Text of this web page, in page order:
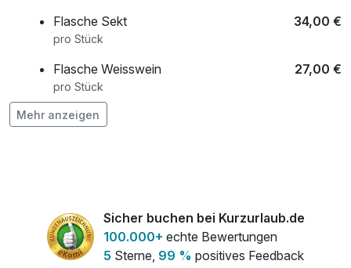
liegenden LANXESSarena wünschen. Vor Ort ist die
Übernachtungssteuer der Stadt Köln zu entrichten!
Flasche Sekt 34,00 €
pro Stück
Flasche Weisswein 27,00 €
pro Stück
Obstkorb
Mehr anzeigen
Sicher buchen bei Kurzurlaub.de
100.000+ echte Bewertungen
5 Sterne, 99 % positives Feedback